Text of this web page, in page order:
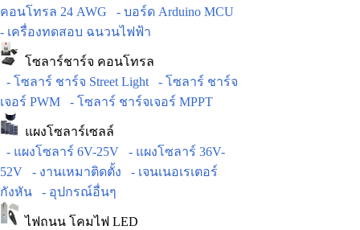
คอนโทรล 24 AWG
- บอร์ด Arduino MCU
- เครื่องทดสอบ ฉนวนไฟฟ้า
โซลาร์ชาร์จ คอนโทรล
- โซลาร์ ชาร์จ Street Light
- โซลาร์ ชาร์จ
เจอร์ PWM
- โซลาร์ ชาร์จเจอร์ MPPT
แผงโซลาร์เซลล์
- แผงโซลาร์ 6V-25V
- แผงโซลาร์ 36V-
52V
- งานเหมาติดตั้ง
- เจนเนอเรเตอร์
กังหัน
- อุปกรณ์อื่นๆ
ไฟถนน โคมไฟ LED